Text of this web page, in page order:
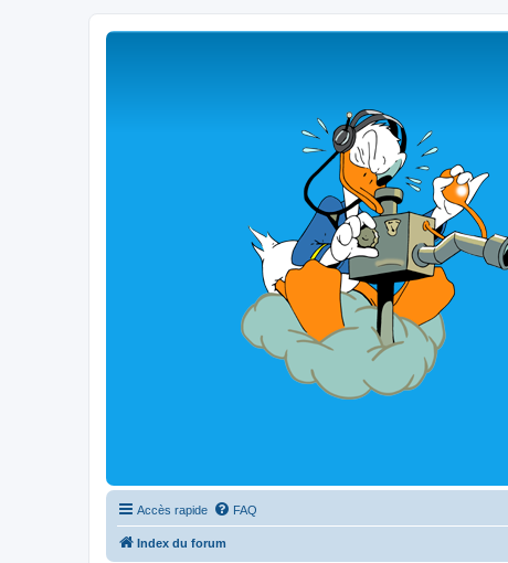
Accès rapide FAQ
Index du forum